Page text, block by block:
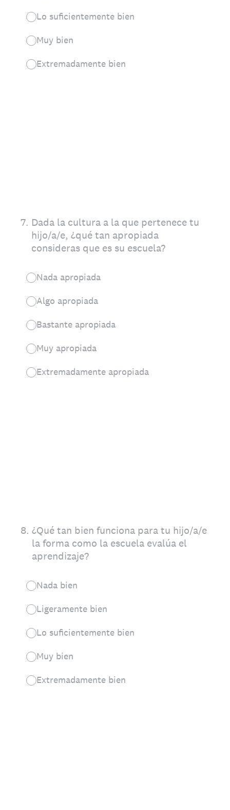
Lo suficientemente bien
Muy bien
Extremadamente bien
7. Dada la cultura a la que pertenece tu
hijo/a/e, ¿qué tan apropiada
consideras que es su escuela?
Nada apropiada
Algo apropiada
Bastante apropiada
Muy apropiada
Extremadamente apropiada
8. ¿Qué tan bien funciona para tu hijo/a/e
la forma como la escuela evalúa el
aprendizaje?
Nada bien
Ligeramente bien
Lo suficientemente bien
Muy bien
Extremadamente bien